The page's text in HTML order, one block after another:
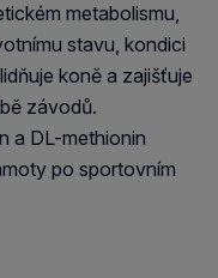
metabolismu,
stavu, kondici
koně a zajišťuje
závodů.
a DL-methionin
po sportovním